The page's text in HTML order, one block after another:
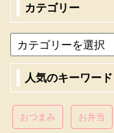
カテゴリー
人気のキーワード
おつまみ お弁当